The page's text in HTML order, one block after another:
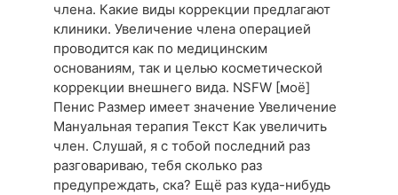
члена. Какие виды коррекции предлагают
клиники. Увеличение члена операцией
проводится как по медицинским
основаниям, так и целью косметической
коррекции внешнего вида. NSFW [моё]
Пенис Размер имеет значение Увеличение
Мануальная терапия Текст Как увеличить
член. Слушай, я с тобой последний раз
разговариваю, тебя сколько раз
предупреждать, ска? Ещё раз куда-нибудь